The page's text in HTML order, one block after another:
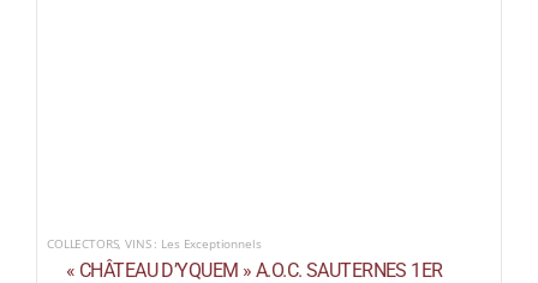
COLLECTORS,VINS : Les Exceptionnels
« CHÂTEAU D’YQUEM » A.O.C. SAUTERNES 1ER